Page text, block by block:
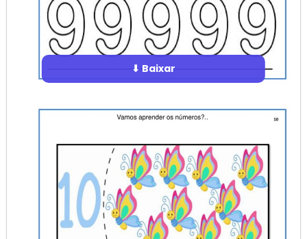
⬇ Baixar